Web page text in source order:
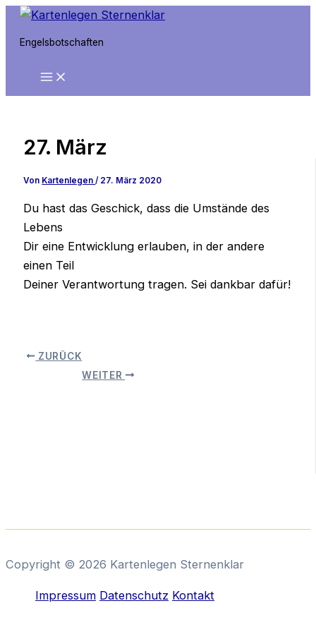
Zum
springen
Engelsbotschaften
27. März
Von Kartenlegen/ 27. März 2020
Du hast das Geschick, dass die Umstände des
Lebens
Dir eine Entwicklung erlauben, in der andere
einen Teil
Deiner Verantwortung tragen. Sei dankbar dafür!
ZURÜCK
WEITER
Copyright © 2026 Kartenlegen Sternenklar
Impressum Datenschutz Kontakt